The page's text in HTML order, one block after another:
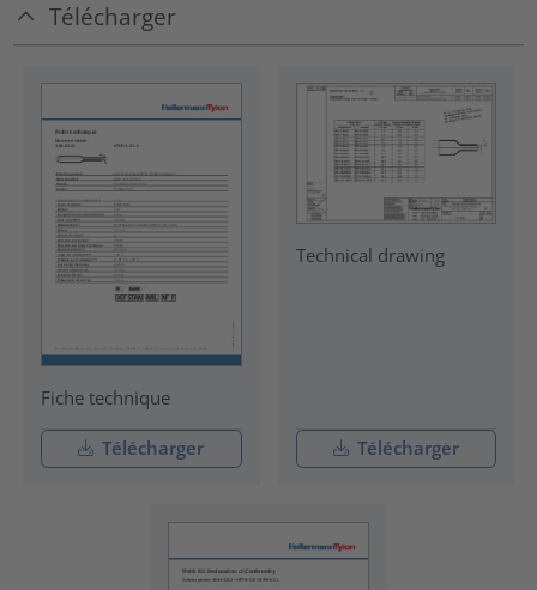
Télécharger
Fiche technique
Télécharger
Technical drawing
Télécharger